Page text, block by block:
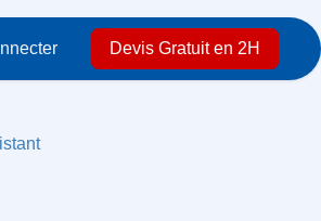
Devis Gratuit en 2H
existant